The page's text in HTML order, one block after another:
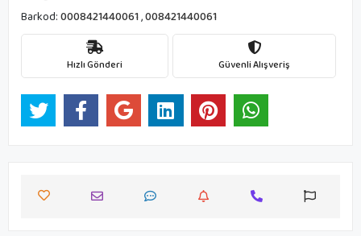
Barkod:0008421440061,008421440061
Hızlı Gönderi Güvenli Alışveriş